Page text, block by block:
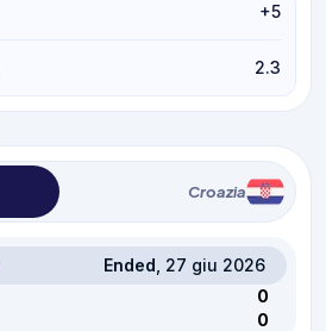
+5
2.3
Croazia
Ended , 27 giu 2026
0
0